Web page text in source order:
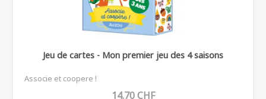
Jeu de cartes - Mon premier jeu des 4 saisons
Associe et coopere !
14.70 CHF